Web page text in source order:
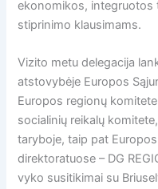
ekonomikos, integruotos
stiprinimo klausimams.
Vizito metu delegacija
atstovybėje Europos
Europos regionų
socialinių reikalų
taryboje, taip pat
direktoratuose – DG
vyko susitikimai su